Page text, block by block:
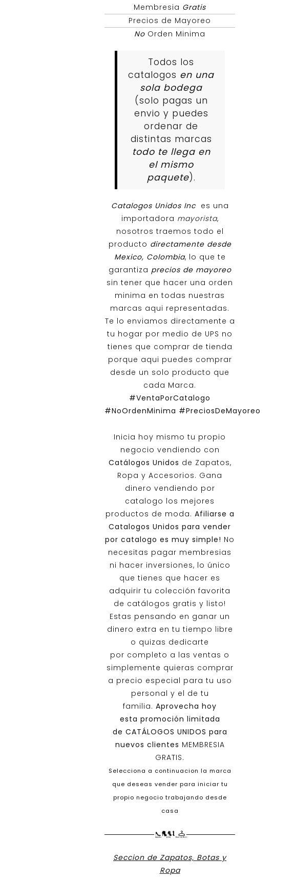
Membresia Gratis
Precios de Mayoreo
No Orden Minima
Todos los
catalogos en una
sola bodega
(solo pagas un
envio y puedes
ordenar de
distintas marcas
todo te llega en
el mismo
paquete).
Catalogos Unidos Inc es una
importadora mayorista,
nosotros traemos todo el
producto directamente desde
Mexico, Colombia, lo que te
garantiza precios de mayoreo
sin tener que hacer una orden
minima en todas nuestras
marcas aqui representadas.
Te lo enviamos directamente a
tu hogar por medio de UPS no
tienes que comprar de tienda
porque aqui puedes comprar
desde un solo producto que
cada Marca.
#VentaPorCatalogo
#NoOrdenMinima #PreciosDeMayoreo
Inicia hoy mismo tu propio
negocio vendiendo con
Catálogos Unidos de Zapatos,
Ropa y Accesorios. Gana
dinero vendiendo por
catalogo los mejores
productos de moda. Afiliarse a
Catalogos Unidos para vender
por catalogo es muy simple! No
necesitas pagar membresias
ni hacer inversiones, lo único
que tienes que hacer es
adquirir tu colección favorita
de catálogos gratis y listo!
Estas pensando en ganar un
dinero extra en tu tiempo libre
o quizas dedicarte
por completo a las ventas o
simplemente quieras comprar
a precio especial para tu uso
personal y el de tu
familia. Aprovecha hoy
esta promoción limitada
de CATÁLOGOS UNIDOS para
nuevos clientes MEMBRESIA
GRATIS.
Selecciona a continuacion la marca
que deseas vender para iniciar tu
propio negocio trabajando desde
casa
Seccion de Zapatos, Botas y
Ropa